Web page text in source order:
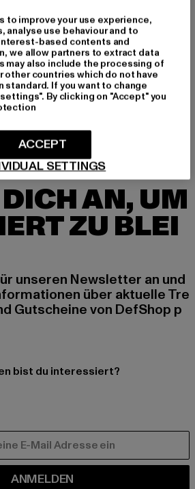
EUR 34,99 EUR
JUST RHYSE
Waikiki
20,99 EUR
Derzeitiger Preis: 20,99 EUR
34,99 EURAktionspreis:
AN, UM
ZU BLEI
unseren Newsletter an und
über aktuelle Tre
Gutscheine von DefShop p
bist du interessiert?
ANMELDEN
to improve your use experience,
analyse use behaviour and to
based contents and
we allow partners to extract data
may also include the processing of
other countries which do not have
standard. If you want to change
By clicking on "Accept" you
SETTINGS
ACCEPT